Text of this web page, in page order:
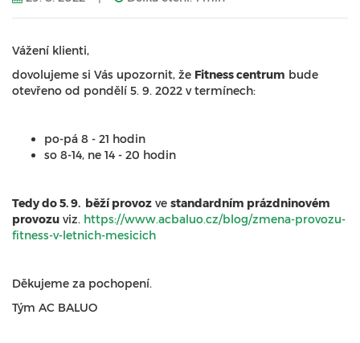
Vážení klienti,
dovolujeme si Vás upozornit, že Fitness centrum bude
otevřeno od pondělí 5. 9. 2022 v termínech:
po-pá 8 - 21 hodin
so 8-14, ne 14 - 20 hodin
Tedy do 5. 9. běží provoz ve standardním prázdninovém
provozu viz. https://www.acbaluo.cz/blog/zmena-provozu-
fitness-v-letnich-mesicich
Děkujeme za pochopení.
Tým AC BALUO